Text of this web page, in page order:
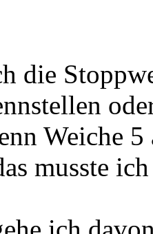
die
Weiche
musste